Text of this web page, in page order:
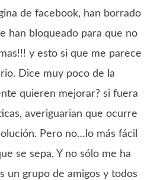
de facebook, han borrado
han bloqueado para que no
y esto si que me parece
Dice muy poco de la
quieren mejorar? si fuera
averiguarian que ocurre
Pero no…lo más fácil
se sepa. Y no sólo me ha
un grupo de amigos y todos